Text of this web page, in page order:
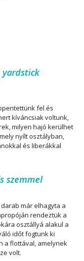
yardstick
fel és
kíváncsiak voltunk,
milyen hajó kerülhet
nyílt osztályban,
és liberákkal
szemmel
már elhagyta a
rendeztük a
osztállyá alakul a
időt fogtunk ki
a flottával, amelynek
volt.